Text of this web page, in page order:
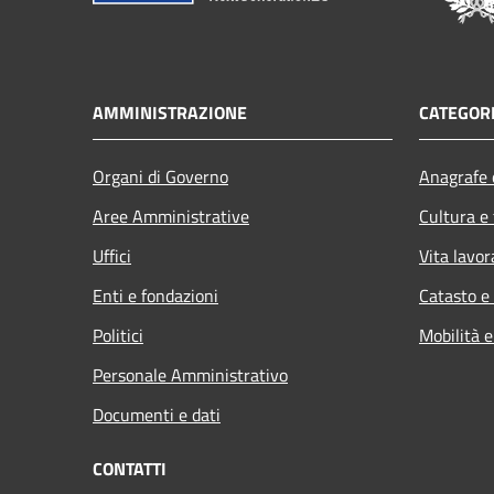
AMMINISTRAZIONE
Organi di Governo
Aree Amministrative
Uffici
Enti e fondazioni
Politici
Personale Amministrativo
Documenti e dati
Cultura
Vita
Catasto
Mobilità
CONTATTI